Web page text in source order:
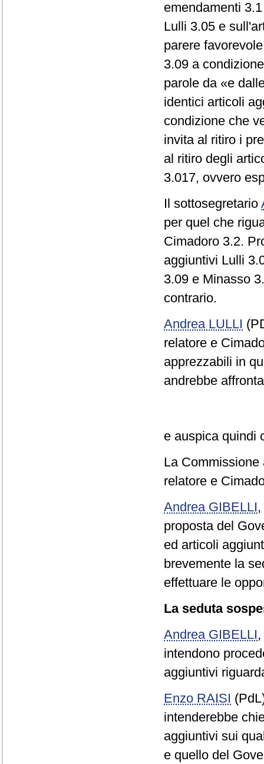
emendamenti
Lulli 3.05 e
parere
3.09 a
parole da «e
identici articoli
condizione che
invita al ritiro i
al ritiro degli
3.017, ovvero
Il sottosegretario
per quel che
Cimadoro 3.2.
aggiuntivi Lulli
3.09 e Minasso
contrario.
Andrea LULLI
relatore e
apprezzabili in
andrebbe
e auspica quindi
La
relatore e
Andrea GIBELLI,
proposta del
ed articoli
brevemente la
effettuare le
La seduta
Andrea GIBELLI,
intendono
aggiuntivi
Enzo RAISI
intenderebbe
aggiuntivi sui
e quello del